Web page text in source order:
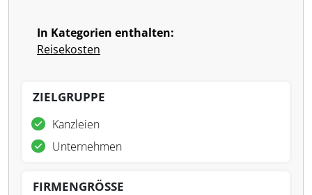
In Kategorien enthalten:
Reisekosten
ZIELGRUPPE
Kanzleien
Unternehmen
FIRMENGRÖSSE